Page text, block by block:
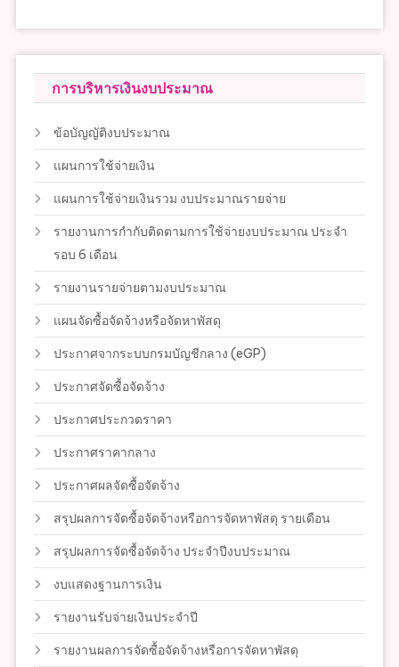
การบริหารเงินงบประมาณ
ข้อบัญญัติงบประมาณ
แผนการใช้จ่ายเงิน
แผนการใช้จ่ายเงินรวม งบประมาณรายจ่าย
รายงานการกำกับติดตามการใช้จ่ายงบประมาณ ประจำ
รอบ 6 เดือน
รายงานรายจ่ายตามงบประมาณ
แผนจัดซื้อจัดจ้างหรือจัดหาพัสดุ
ประกาศจากระบบกรมบัญชีกลาง (eGP)
ประกาศจัดซื้อจัดจ้าง
ประกาศประกวดราคา
ประกาศราคากลาง
ประกาศผลจัดซื้อจัดจ้าง
สรุปผลการจัดซื้อจัดจ้างหรือการจัดหาพัสดุ รายเดือน
สรุปผลการจัดซื้อจัดจ้าง ประจำปีงบประมาณ
งบแสดงฐานการเงิน
รายงานรับจ่ายเงินประจำปี
รายงานผลการจัดซื้อจัดจ้างหรือการจัดหาพัสดุ